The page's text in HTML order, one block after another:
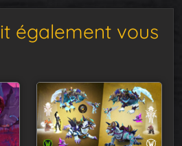
également vous